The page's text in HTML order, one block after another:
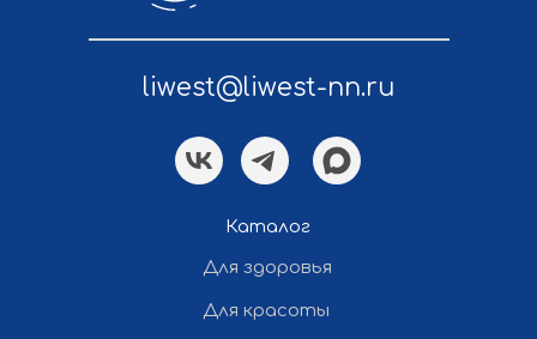
liwest@liwest-nn.ru
Каталог
Для здоровья
Для красоты